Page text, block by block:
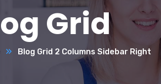
Grid
Blog Grid 2 Columns Sidebar Right